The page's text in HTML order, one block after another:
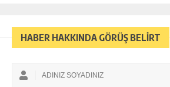
HABER HAKKINDA GÖRÜŞ BELİRT